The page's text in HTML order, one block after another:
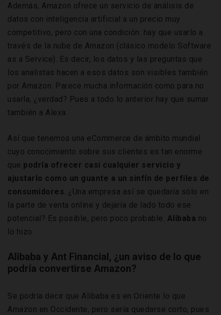
Además, Amazon ofrece un servicio de análisis de
datos con inteligencia artificial a un precio muy
competitivo, pero con una condición: hay que usarlo a
través de la nube de Amazon (clásico modelo Software
as a Service). Es decir, los datos y las preguntas que
los analistas hacen a esos datos son visibles también
por Amazon. Parece mucha información como para no
usarla, ¿verdad? Pues a todo lo anterior hay que sumar
también a Alexa.
Así que tenemos una eCommerce de ámbito mundial
cuyo conocimiento sobre sus clientes es tan enorme
que podría ofrecer casi cualquier servicio y
ajustarlo como un guante a un sinfín de perfiles de
consumidores. ¿Una empresa así se quedaría sólo en
la parte de venta online y dejaría de lado todo ese
potencial? Es posible, pero poco probable. Alibaba no
lo hizo.
Alibaba y Ant Financial, ¿un aviso de lo que
podría convertirse Amazon?
Se podría decir que Alibaba es en Oriente lo que
Amazon en Occidente, pero sería quedarse corto, pues